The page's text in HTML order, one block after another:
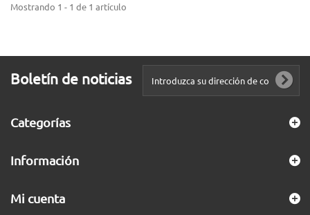
Mostrando 1 - 1 de 1 artículo
Boletín de noticias
Categorías
Información
Mi cuenta